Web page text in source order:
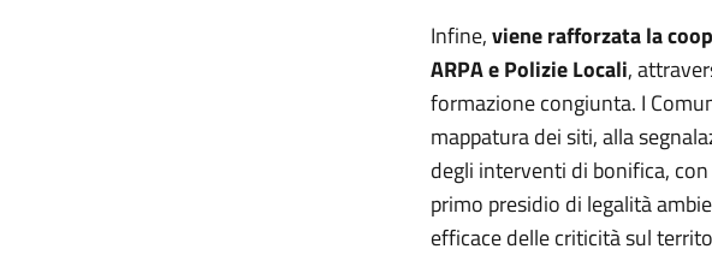
Infine,viene rafforzata la
ARPA e Polizie Locali,
formazione congiunta. I
mappatura dei siti, alla
degli interventi di bonifica,
primo presidio di legalità
efficace delle criticità sul